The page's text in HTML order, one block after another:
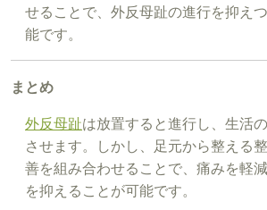
せることで、外反母趾の進行を抑え
能です。
まとめ
外反母趾は放置すると進行し、生活
させます。しかし、足元から整える
善を組み合わせることで、痛みを軽
を抑えることが可能です。